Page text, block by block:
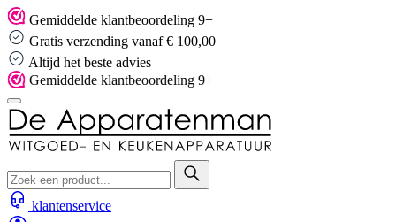
Skip
to
content
Gemiddelde klantbeoordeling 9+
Gratis verzending vanaf € 100,00
Altijd het beste advies
Gemiddelde klantbeoordeling 9+
klantenservice